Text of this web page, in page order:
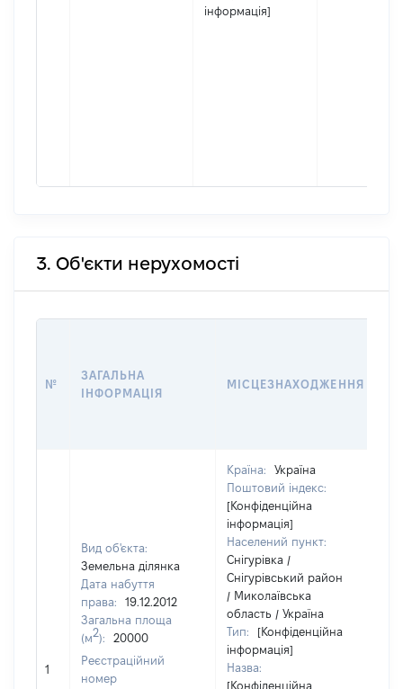
інформація]
3. Об'єкти нерухомості
№
ЗАГАЛЬНА
ІНФОРМАЦІЯ
МІСЦЕЗНАХОДЖЕННЯ
1
Вид об'єкта:
Земельна ділянка
Дата набуття
права:
19.12.2012
Загальна площа
(м2):
20000
Реєстраційний
номер
Країна:
Україна
Поштовий індекс:
[Конфіденційна
інформація]
Населений пункт:
Снігурівка /
Снігурівський район
/ Миколаївська
область / Україна
Тип:
[Конфіденційна
інформація]
Назва:
[Конфіденційна